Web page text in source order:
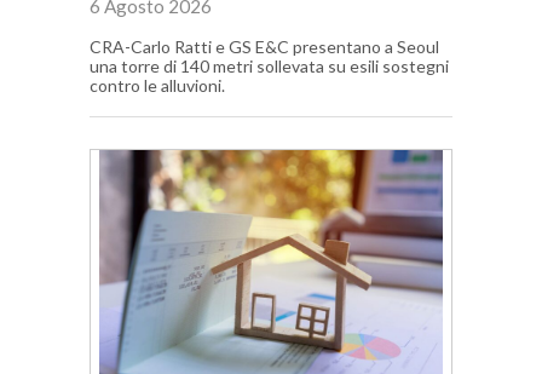
6 Agosto 2026
CRA-Carlo Ratti e GS E&C presentano a Seoul
una torre di 140 metri sollevata su esili sostegni
contro le alluvioni.